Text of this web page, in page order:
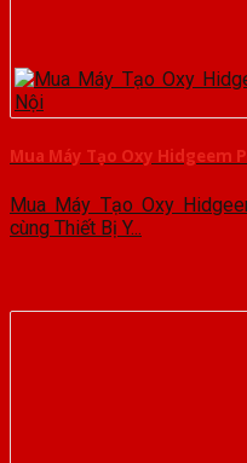
Mua Máy Tạo Oxy Hidgeem
Mua Máy Tạo Oxy
cùng Thiết Bị Y...